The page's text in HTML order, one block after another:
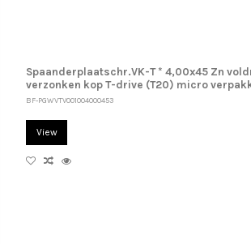
Spaanderplaatschr.VK-T * 4,00x45 Zn
verzonken kop T-drive (T20) micro
BF-PGWVTV001004000453
View